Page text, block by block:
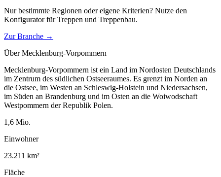
Nur bestimmte Regionen oder eigene Kriterien? Nutze den
Konfigurator fürTreppen und Treppenbau.
Zur Branche →
ÜberMecklenburg-Vorpommern
Mecklenburg-Vorpommern ist ein Land im Nordosten Deutschlands
im Zentrum des südlichen Ostseeraumes. Es grenzt im Norden an
die Ostsee, im Westen an Schleswig-Holstein und Niedersachsen,
im Süden an Brandenburg und im Osten an die Woiwodschaft
Westpommern der Republik Polen.
1,6 Mio.
Einwohner
23.211 km²
Fläche